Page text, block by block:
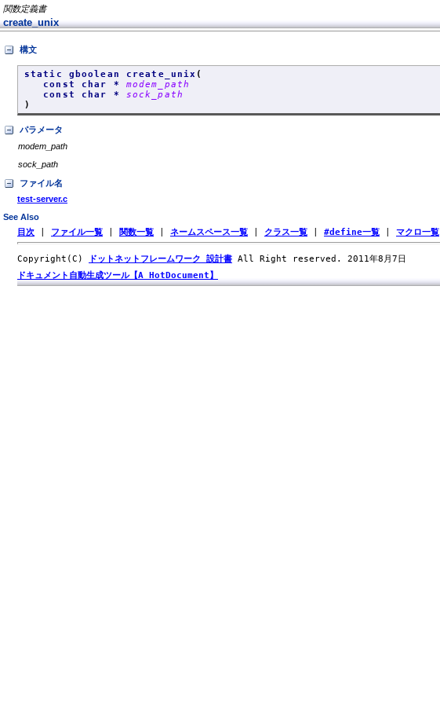
関数定義書
create_unix
構文
static gboolean create_unix (
const char * modem_path
const char * sock_path
)
パラメータ
modem_path
sock_path
ファイル名
test-server.c
See Also
目次 ファイル一覧 関数一覧 ネームスペース一覧 クラス一覧 #define一覧 マクロ一覧
Copyright(C) ドットネットフレームワーク 設計書 All Right reserved. 2011年8月7日
ドキュメント自動生成ツール【A HotDocument】